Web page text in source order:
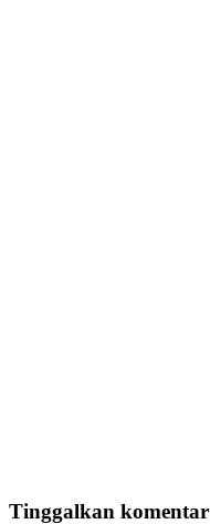
Tinggalkan komentar